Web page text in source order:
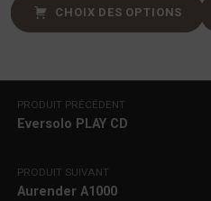
CHOIX DES OPTIONS
Navigation de l’article
PRODUIT PRÉCÉDENT
Eversolo PLAY CD
PRODUIT SUIVANT
Aurender A1000